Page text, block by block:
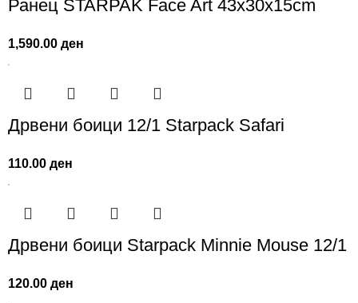
Ранец STARPAK Face Art 43x30x15cm
1,590.00ден
Дрвени боици 12/1 Starpack Safari
110.00ден
Дрвени боици Starpack Minnie Mouse 12/1
120.00ден